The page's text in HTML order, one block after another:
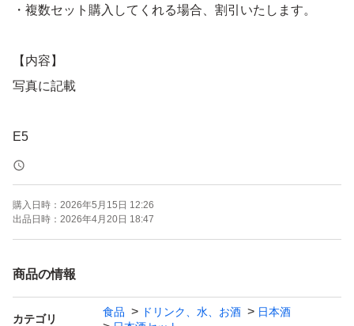
・複数セット購入してくれる場合、割引いたします。
【内容】
写真に記載
E5
亀齢萬年26.02
景虎26.01
庭のうぐいす26.03
紗利26.02
購入日時： 2026年5月15日 12:26
出品日時： 2026年4月20日 18:47
商品の情報
カテゴリ
食品 ドリンク、水、お酒
日本酒